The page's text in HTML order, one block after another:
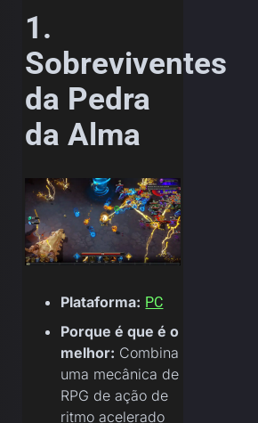
1.
Sobreviventes
da Pedra
da Alma
Plataforma: PC
Porque é que é o
melhor: Combina
uma mecânica de
RPG de ação de
ritmo acelerado